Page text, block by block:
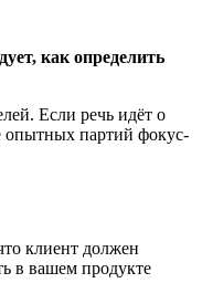
как определить
Если речь идёт о
опытных партий фокус-
клиент должен
в вашем продукте